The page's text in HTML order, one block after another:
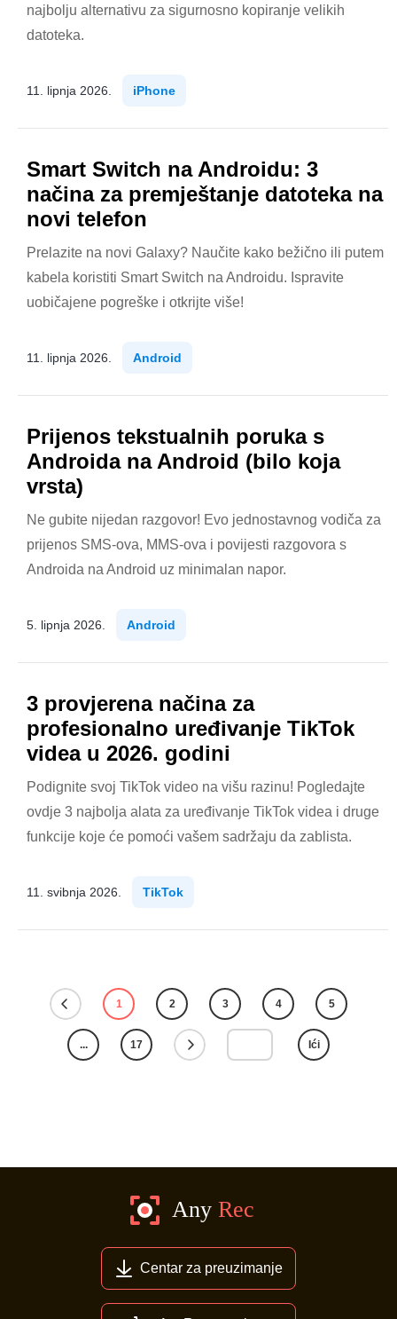
najbolju alternativu za sigurnosno kopiranje velikih
datoteka.
11. lipnja 2026. iPhone
Smart Switch na Androidu: 3
načina za premještanje datoteka na
novi telefon
Prelazite na novi Galaxy? Naučite kako bežično ili putem
kabela koristiti Smart Switch na Androidu. Ispravite
uobičajene pogreške i otkrijte više!
11. lipnja 2026. Android
Prijenos tekstualnih poruka s
Androida na Android (bilo koja
vrsta)
Ne gubite nijedan razgovor! Evo jednostavnog vodiča za
prijenos SMS-ova, MMS-ova i povijesti razgovora s
Androida na Android uz minimalan napor.
5. lipnja 2026. Android
3 provjerena načina za
profesionalno uređivanje TikTok
videa u 2026. godini
Podignite svoj TikTok video na višu razinu! Pogledajte
ovdje 3 najbolja alata za uređivanje TikTok videa i druge
funkcije koje će pomoći vašem sadržaju da zablista.
11. svibnja 2026. TikTok
1 2 3 4 5
... 17 Ići
Centar za preuzimanje